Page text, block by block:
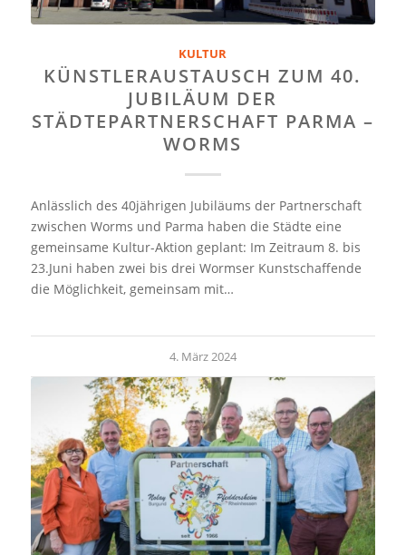
KULTUR
KÜNSTLERAUSTAUSCH ZUM 40.
JUBILÄUM DER
STÄDTEPARTNERSCHAFT PARMA –
WORMS
Anlässlich des 40jährigen Jubiläums der Partnerschaft
zwischen Worms und Parma haben die Städte eine
gemeinsame Kultur-Aktion geplant: Im Zeitraum 8. bis
23.Juni haben zwei bis drei Wormser Kunstschaffende
die Möglichkeit, gemeinsam mit…
4. März 2024